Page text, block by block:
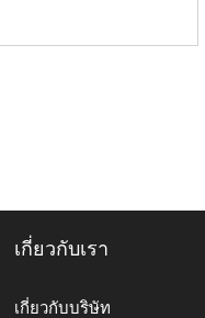
เกี่ยวกับเรา
เกี่ยวกับบริษัท